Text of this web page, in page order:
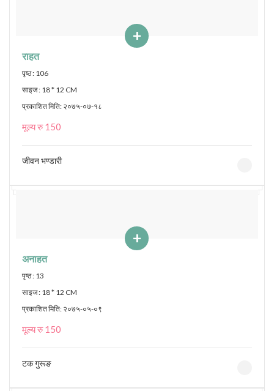
+
राहत
पृष्ठ : 106
साइज : 18 * 12 CM
प्रकाशित मिति: २०७५-०७-१८
मूल्य रु 150
जीवन भण्डारी
+
अनाहत
पृष्ठ : 13
साइज : 18 * 12 CM
प्रकाशित मिति: २०७५-०५-०९
मूल्य रु 150
टक गुरूङ